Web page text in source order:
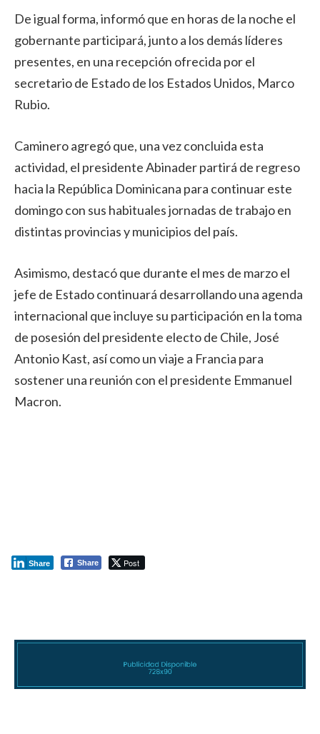
De igual forma, informó que en horas de la noche el
gobernante participará, junto a los demás líderes
presentes, en una recepción ofrecida por el
secretario de Estado de los Estados Unidos, Marco
Rubio.
Caminero agregó que, una vez concluida esta
actividad, el presidente Abinader partirá de regreso
hacia la República Dominicana para continuar este
domingo con sus habituales jornadas de trabajo en
distintas provincias y municipios del país.
Asimismo, destacó que durante el mes de marzo el
jefe de Estado continuará desarrollando una agenda
internacional que incluye su participación en la toma
de posesión del presidente electo de Chile, José
Antonio Kast, así como un viaje a Francia para
sostener una reunión con el presidente Emmanuel
Macron.
Share Post
Share